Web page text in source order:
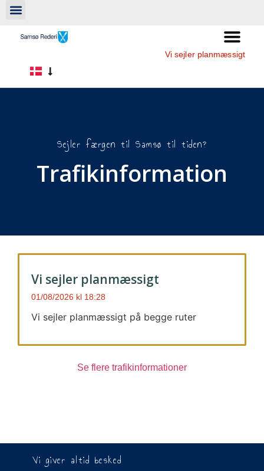
Vi sejler planmæssigt
Sejler færgen til Samsø til tiden?
Trafikinformation
Vi sejler planmæssigt
01/08/2026 18:28
Vi sejler planmæssigt på begge ruter
Se flere trafikinformationer
Vi giver altid besked